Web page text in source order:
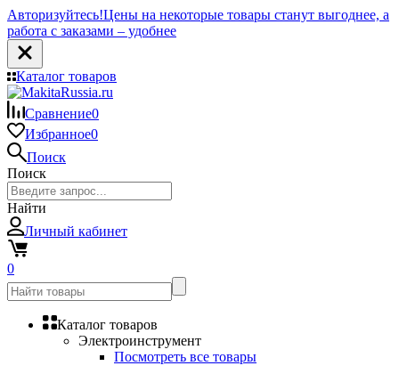
Авторизуйтесь!Цены на некоторые товары станут выгоднее, а
работа с заказами – удобнее
Каталог товаров
Сравнение0
Избранное0
Поиск
Поиск
Найти
Личный кабинет
0
Каталог товаров
Электроинструмент
Посмотреть все товары